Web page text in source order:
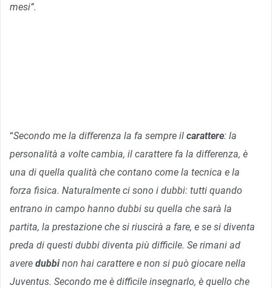
mesi”.
“Secondo me la differenza la fa sempre il carattere: la
personalità a volte cambia, il carattere fa la differenza, è
una di quella qualità che contano come la tecnica e la
forza fisica. Naturalmente ci sono i dubbi: tutti quando
entrano in campo hanno dubbi su quella che sarà la
partita, la prestazione che si riuscirà a fare, e se si diventa
preda di questi dubbi diventa più difficile. Se rimani ad
avere dubbinon hai carattere e non si può giocare nella
Juventus. Secondo me è difficile insegnarlo, è quello che